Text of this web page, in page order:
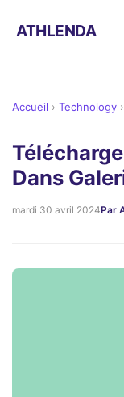
ATHLENDA
Accueil › Technology ›
Dans
mardi 30 avril 2024Par